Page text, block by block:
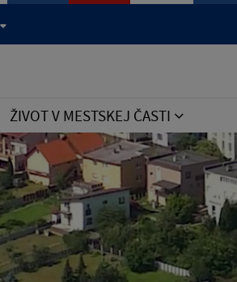
ŽIVOT V MESTSKEJ ČASTI